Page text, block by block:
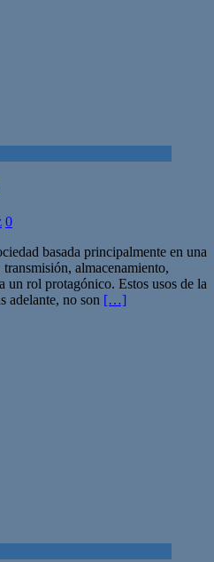
0
basada principalmente en una
almacenamiento,
rol protagónico. Estos usos de la
adelante, no son […]